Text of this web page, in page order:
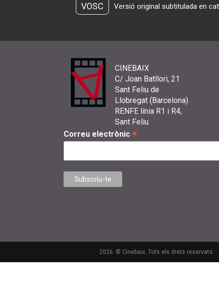
VOSC Versió original subtitulada en
CINEBAIX
C/ Joan Batllori, 21
Sant Feliu de
Llobregat (Barcelona)
RENFE línia R1 i R4,
Sant Feliu
Correu electrònic *
2026. © Cinebaix. Tots els drets reservats.